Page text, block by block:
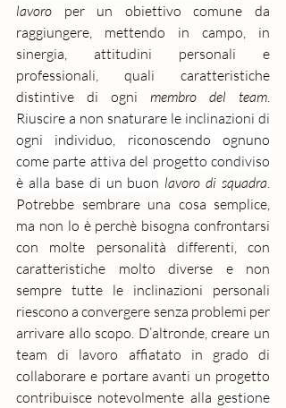
lavoro per un obiettivo comune da
raggiungere, mettendo in campo, in
sinergia, attitudini personali e
professionali, quali caratteristiche
distintive di ogni membro del team
Riuscire a non snaturare le inclinazioni di
ogni individuo, riconoscendo ognuno
come parte attiva del progetto condiviso
è alla base di un buon lavoro di squadra.
Potrebbe sembrare una cosa semplice,
ma non lo è perchè bisogna confrontarsi
con molte personalità differenti, con
caratteristiche molto diverse e non
sempre tutte le inclinazioni personali
riescono a convergere senza problemi per
arrivare allo scopo. D’altronde, creare un
team di lavoro affiatato in grado di
collaborare e portare avanti un progetto
contribuisce notevolmente alla gestione